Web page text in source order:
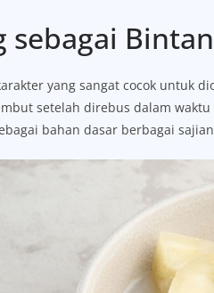
sebagai
yang sangat cocok untuk
setelah direbus dalam
bahan dasar berbagai